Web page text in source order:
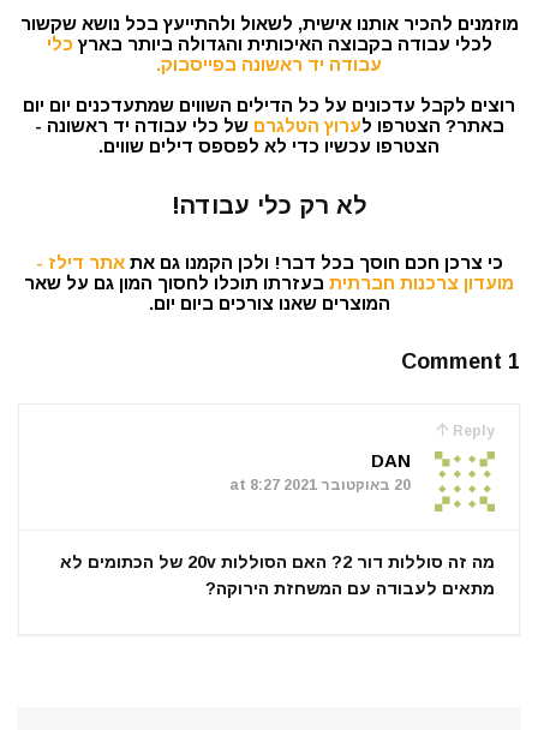
מוזמנים להכיר אותנו אישית, לשאול ולהתייעץ בכל נושא שקשור
לכלי עבודה בקבוצה האיכותית והגדולה ביותר בארץ כלי
עבודה יד ראשונה בפייסבוק.
רוצים לקבל עדכונים על כל הדילים השווים שמתעדכנים יום יום
באתר? הצטרפו לערוץ הטלגרם של כלי עבודה יד ראשונה -
הצטרפו עכשיו כדי לא לפספס דילים שווים.
לא רק כלי עבודה!
כי צרכן חכם חוסך בכל דבר! ולכן הקמנו גם אתאתר דילז -
מועדון צרכנות חברתית בעזרתו תוכלו לחסוך המון גם על שאר
המוצרים שאנו צורכים ביום יום.
1 Comment
Reply
DAN
20 באוקטובר 2021 at 8:27
מה זה סוללות דור 2? האם הסוללות 20v של הכתומים לא
מתאים לעבודה עם המשחזת הירוקה?